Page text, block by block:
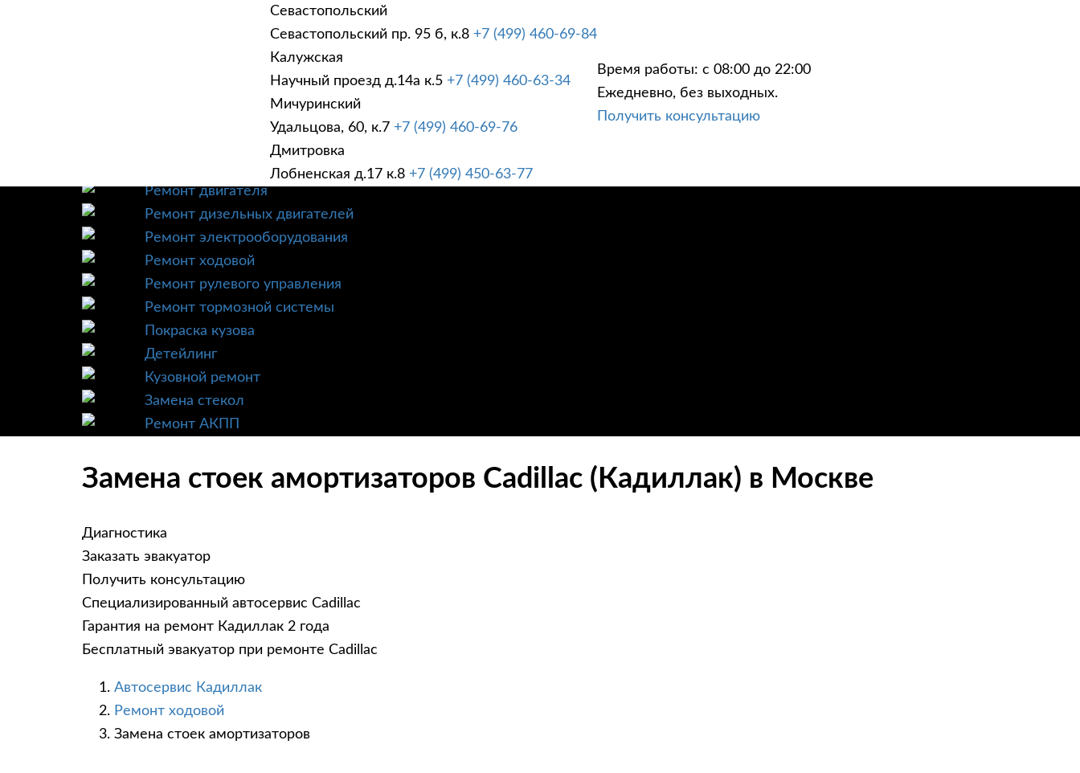
Севастопольский
Севастопольский пр. 95 б, к.8 +7 (499) 460-69-84
Калужская
Научный проезд д.14а к.5 +7 (499) 460-63-34
Мичуринский
Удальцова, 60, к.7 +7 (499) 460-69-76
Дмитровка
Лобненская д.17 к.8 +7 (499) 450-63-77
Время работы: с 08:00 до 22:00
Ежедневно, без выходных.
Получить консультацию
УСЛУГИ АКЦИИ
Техническое обслуживание
Ремонт трансмиссии
Ремонт двигателя
Ремонт дизельных двигателей
Ремонт электрооборудования
Ремонт ходовой
Ремонт рулевого управления
Ремонт тормозной системы
Покраска кузова
Детейлинг
Кузовной ремонт
Замена стекол
Ремонт АКПП
Замена стоек амортизаторов Cadillac (Кадиллак) в Москве
Диагностика
Заказать эвакуатор
Получить консультацию
Специализированный автосервис Cadillac
Гарантия на ремонт Кадиллак 2 года
Бесплатный эвакуатор при ремонте Cadillac
Автосервис Кадиллак
Ремонт ходовой
Замена стоек амортизаторов